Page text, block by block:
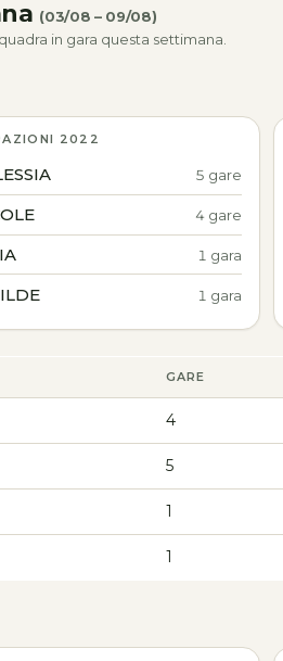
(03/08 – 09/08)
in gara questa settimana.
2022
5 gare
4 gare
1 gara
1 gara
GARE
4
5
1
1